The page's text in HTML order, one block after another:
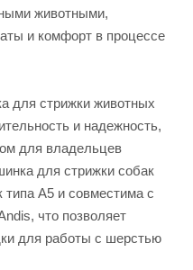
животными,
и комфорт в процессе
для стрижки животных
и надежность,
для владельцев
для стрижки собак
типа А5 и совместима с
что позволяет
для работы с шерстью